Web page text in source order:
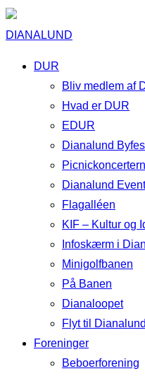
DIANALUND
DUR
Bliv medlem af
Hvad er DUR
EDUR
Dianalund
Dianalund Event
Flagalléen
KIF – Kultur og
Infoskærm i
Minigolfbanen
På Banen
Dianaloopet
Flyt til Dianalund
Foreninger
Beboerforening